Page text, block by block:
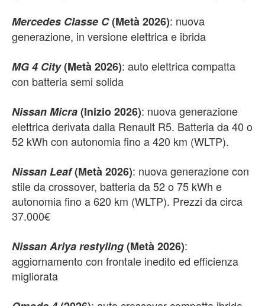
Mercedes Classe C(Metà 2026): nuova
generazione, in versione elettrica e ibrida
MG 4 City(Metà 2026): auto elettrica compatta
con batteria semi solida
Nissan Micra(Inizio 2026): nuova generazione
elettrica derivata dalla Renault R5. Batteria da 40 o
52 kWh con autonomia fino a 420 km (WLTP).
Nissan Leaf(Metà 2026): nuova generazione con
stile da crossover, batteria da 52 o 75 kWh e
autonomia fino a 620 km (WLTP). Prezzi da circa
37.000€
Nissan Ariya restyling(Metà 2026):
aggiornamento con frontale inedito ed efficienza
migliorata